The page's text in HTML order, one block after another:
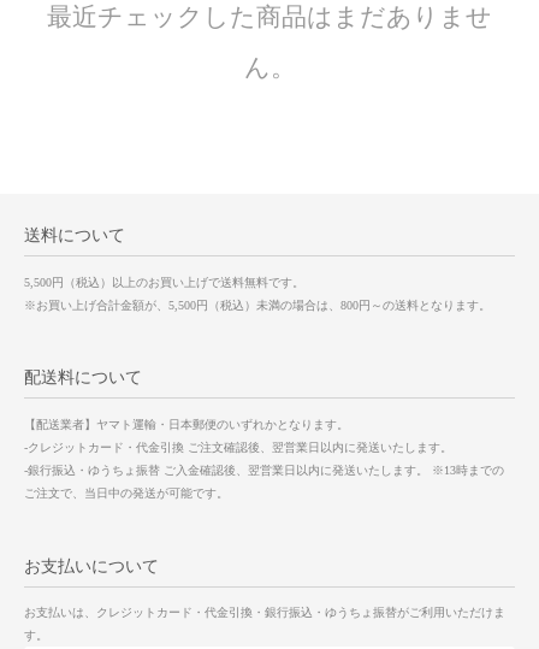
最近チェックした商品はまだありませ
ん。
送料について
5,500円（税込）以上のお買い上げで送料無料です。
※お買い上げ合計金額が、5,500円（税込）未満の場合は、800円～の送料となります。
配送料について
【配送業者】ヤマト運輸・日本郵便のいずれかとなります。
-クレジットカード・代金引換 ご注文確認後、翌営業日以内に発送いたします。
-銀行振込・ゆうちょ振替 ご入金確認後、翌営業日以内に発送いたします。 ※13時までの
ご注文で、当日中の発送が可能です。
お支払いについて
お支払いは、クレジットカード・代金引換・銀行振込・ゆうちょ振替がご利用いただけま
す。